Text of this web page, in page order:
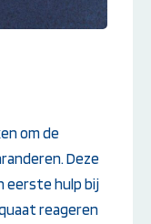
om de
Deze
eerste hulp bij
reageren